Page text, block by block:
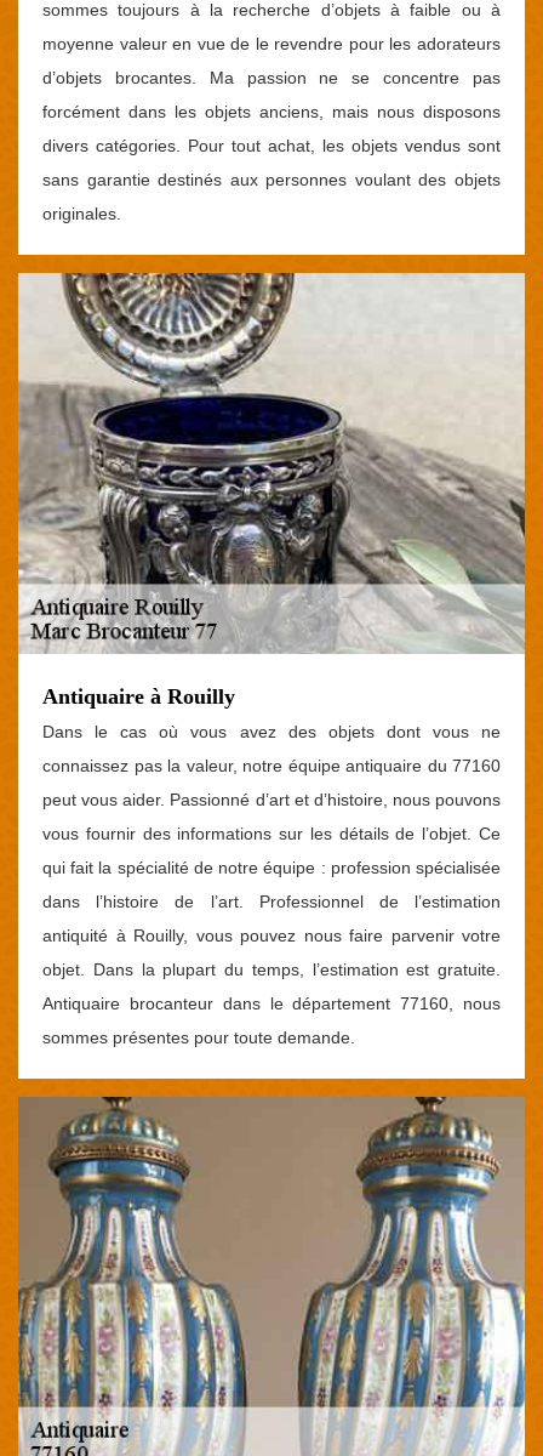
sommes toujours à la recherche d’objets à faible ou à
moyenne valeur en vue de le revendre pour les adorateurs
d’objets brocantes. Ma passion ne se concentre pas
forcément dans les objets anciens, mais nous disposons
divers catégories. Pour tout achat, les objets vendus sont
sans garantie destinés aux personnes voulant des objets
originales.
Antiquaire à Rouilly
Dans le cas où vous avez des objets dont vous ne
connaissez pas la valeur, notre équipe antiquaire du 77160
peut vous aider. Passionné d’art et d’histoire, nous pouvons
vous fournir des informations sur les détails de l’objet. Ce
qui fait la spécialité de notre équipe : profession spécialisée
dans l’histoire de l’art. Professionnel de l’estimation
antiquité à Rouilly, vous pouvez nous faire parvenir votre
objet. Dans la plupart du temps, l’estimation est gratuite.
Antiquaire brocanteur dans le département 77160, nous
sommes présentes pour toute demande.